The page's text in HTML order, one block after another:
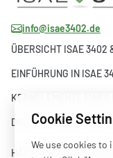
info@isae3402.de
ÜBERSICHT ISAE 3402
EINFÜHRUNG IN ISAE
KERNELEMENTE EINES
DIE ENTWICKLUNG
HÄUFIG GESTELLTE
Cookie
We use cookies to